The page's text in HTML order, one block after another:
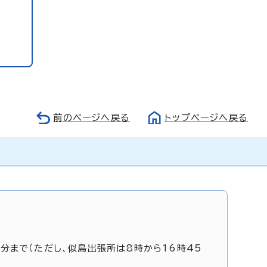
前のページへ戻る トップページへ戻る
で（ただし、似島出張所は8時から16時45